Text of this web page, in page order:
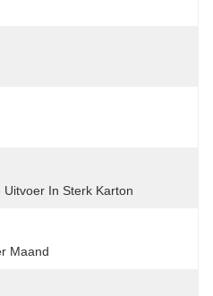
In Sterk Karton
Maand